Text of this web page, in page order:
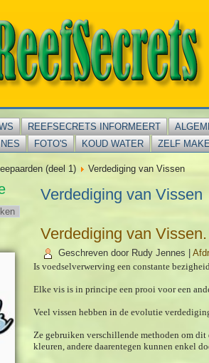
REEFSECRETS INFORMEERT
FOTO'S KOUD WATER ZELF
(deel 1) Verdediging van Vissen
Verdediging van Vissen
Verdediging van Vissen.
Geschreven door Rudy Jennes |
Is voedselverwerving een constante
Elke vis is in principe een prooi voor een
Veel vissen hebben in de evolutie
Ze gebruiken verschillende methoden om
kleuren, andere daarentegen kunnen enkel